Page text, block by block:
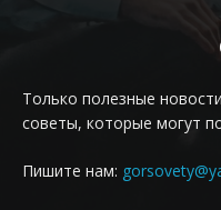
Только полезные
советы, которые могут
Пишите нам: